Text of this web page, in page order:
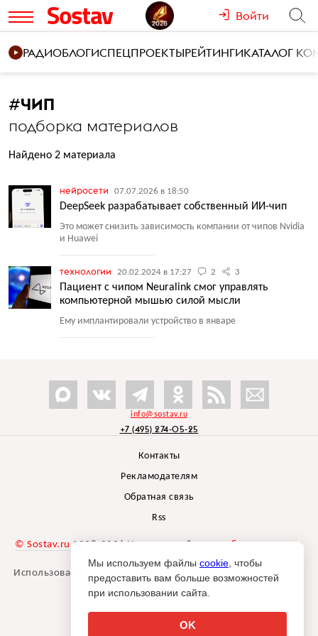
Войти
РАДИОБЛОГИСПЕЦПРОЕКТЫРЕЙТИНГИКАТАЛОГ
#ЧИП
подборка материалов
Найдено 2 материала
нейросети 07.07.2026 в 18:50
DeepSeek разрабатывает собственный ИИ-чип
Это может снизить зависимость компании от чипов Nvidia
и Huawei
технологии 20.02.2024 в 17:27 2 3
Пациент с чипом Neuralink смог управлять
компьютерной мышью силой мысли
Ему имплантировали устройство в январе
info@sostav.ru
+7 (495) 274-05-25
Контакты
Рекламодателям
Обратная связь
Rss
© Sostav.ru 1998-2026 Независимый проектбрендингового
агентства Depot
Использование материалов Sostav.ru допустимо только при
указании источника.
Мы используем файлы cookie , чтобы
предоставить вам больше возможностей
при использовании сайта.
OK